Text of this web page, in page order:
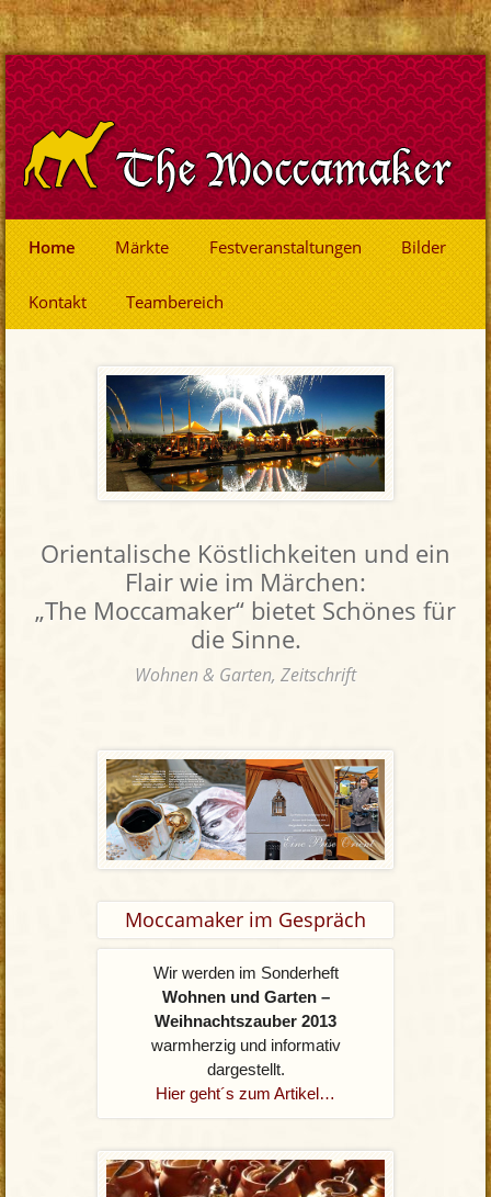
Home Märkte Festveranstaltungen Bilder
Kontakt Teambereich
Orientalische Köstlichkeiten und ein
Flair wie im Märchen:
„The Moccamaker“ bietet Schönes für
die Sinne.
Wohnen & Garten, Zeitschrift
Moccamaker im Gespräch
Wir werden im Sonderheft
Wohnen und Garten –
Weihnachtszauber 2013
warmherzig und informativ
dargestellt.
Hier geht´s zum Artikel…